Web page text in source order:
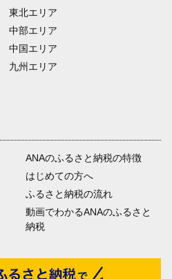
東北エリア
中部エリア
中国エリア
九州エリア
ANAのふるさと納税の特徴
はじめての方へ
ふるさと納税の流れ
動画でわかるANAのふるさと
納税